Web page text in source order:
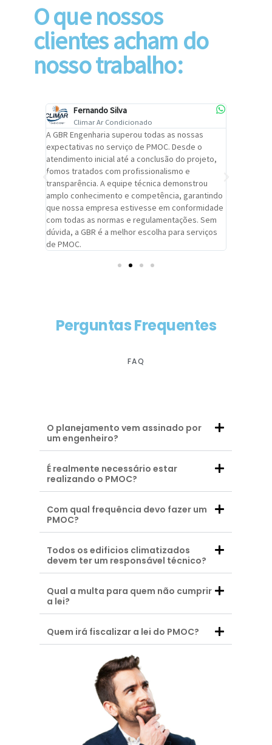
O que nossos
clientes acham do
nosso trabalho:
Fernando Silva
Climar Ar Condicionado
A GBR Engenharia superou todas as nossas
expectativas no serviço de PMOC. Desde o
atendimento inicial até a conclusão do projeto,
fomos tratados com profissionalismo e
transparência. A equipe técnica demonstrou
amplo conhecimento e competência, garantindo
que nossa empresa estivesse em conformidade
com todas as normas e regulamentações. Sem
dúvida, a GBR é a melhor escolha para serviços
de PMOC.
Perguntas Frequentes
FAQ
O planejamento vem assinado por
um engenheiro?
É realmente necessário estar
realizando o PMOC?
Com qual frequência devo fazer um
PMOC?
Todos os edificios climatizados
devem ter um responsável técnico?
Qual a multa para quem não cumprir
a lei?
Quem irá fiscalizar a lei do PMOC?